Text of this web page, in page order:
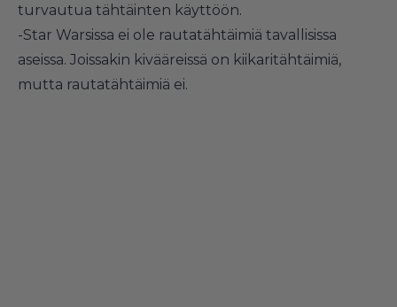
turvautua tähtäinten käyttöön.
-Star Warsissa ei ole rautatähtäimiä tavallisissa
aseissa. Joissakin kivääreissä on kiikaritähtäimiä,
mutta rautatähtäimiä ei.